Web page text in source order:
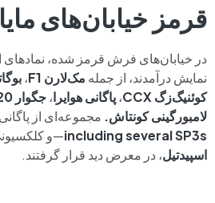
قرمز خیابان‌های
در خیابان‌های فرش قرمز شده، نمادهای
نمایش درآمدند، از جمله مک‌لارن F1،
کوئنیگ‌زگ CCX
،پاگانیهوایرا،جگوار XJ220
لامبورگینی کونتاش. مجموعه‌ای از
including severalSP3s
—و
اسپیدتیل، در معرض دید قرار گرفتند.